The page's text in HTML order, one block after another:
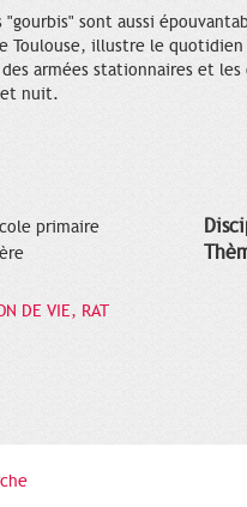
"gourbis" sont aussi
Toulouse, illustre le
armées stationnaires et
nuit.
primaire
DE VIE, RAT